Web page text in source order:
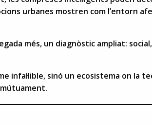
urbanes mostren com l’entorn
més, un diagnòstic ampliat:
infal·lible, sinó un ecosistema on la